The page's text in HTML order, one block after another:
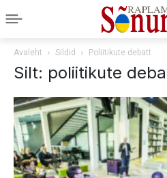
Avaleht Sildid Poliitikute debatt
Silt: poliitikute